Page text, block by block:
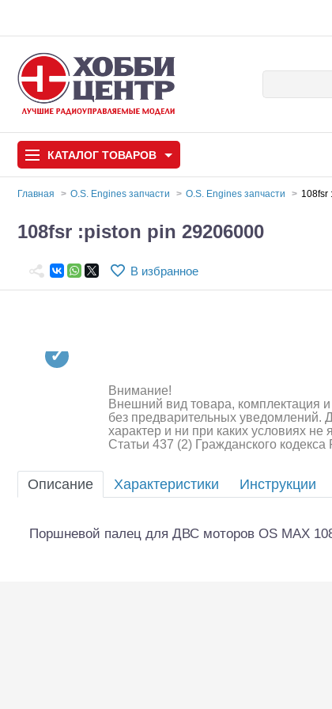
КАТАЛОГ ТОВАРОВ
Автомодели
Игрушки
Квадрокоптеры
Аккумуляторы и батарейки
питания
Автомодели
Главная O.S. Engines запчасти O.S. Engines запчасти 108fsr
108fsr :piston pin 29206000
В избранное
Внимание!
Внешний вид товара, комплектация
без предварительных уведомлений.
характер и ни при каких условиях
Статьи 437 (2) Гражданского
Описание Характеристики Инструкции
Поршневой палец для ДВС моторов OS MAX